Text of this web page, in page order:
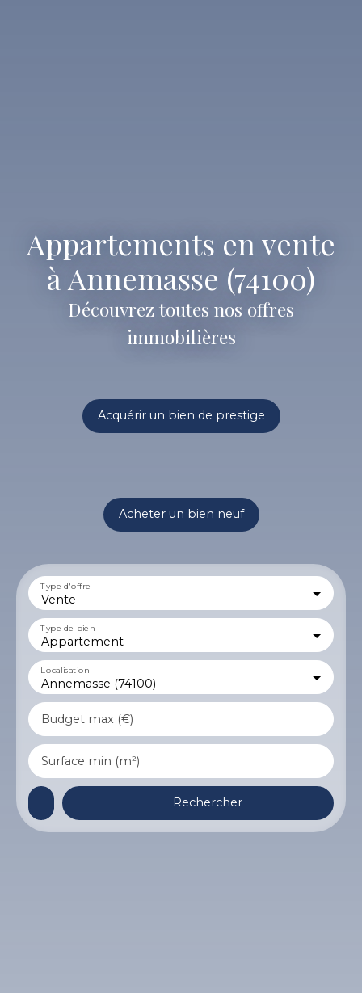
Appartements en vente
à Annemasse (74100)
Découvrez toutes nos offres
immobilières
Acquérir un bien de prestige
Acheter un bien neuf
Vente
Type d'offre
Appartement
Type de bien
Annemasse (74100)
Localisation
Budget max (€)
Surface min (m²)
Rechercher